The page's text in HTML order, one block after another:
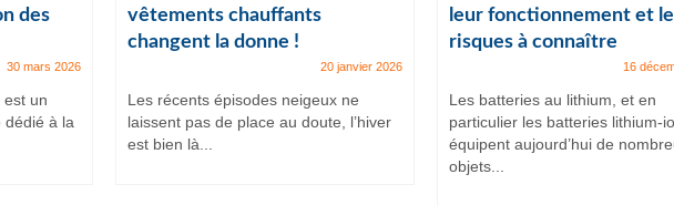
des
30 mars 2026
est un
dédié à la
vêtements chauffants
changent la donne !
20 janvier 2026
Les récents épisodes neigeux ne
laissent pas de place au doute, l’hiver
est bien là...
leur fonctionnement et
risques à connaître
16
Les batteries au lithium, et en
particulier les batteries lithium-
équipent aujourd’hui de
objets...